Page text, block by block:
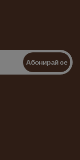
Абонирай се